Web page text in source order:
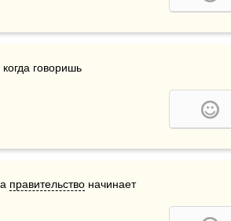
говоришь
, а правительство начинает